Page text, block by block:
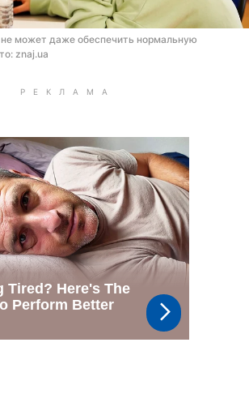
может даже обеспечить нормальную
znaj.ua